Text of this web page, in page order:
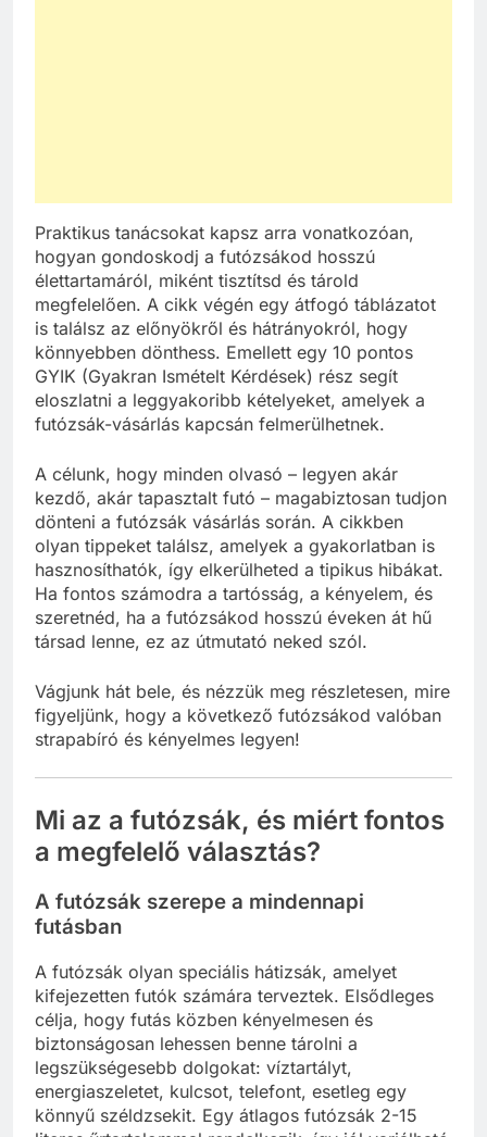
Praktikus tanácsokat kapsz arra vonatkozóan,
hogyan gondoskodj a futózsákod hosszú
élettartamáról, miként tisztítsd és tárold
megfelelően. A cikk végén egy átfogó táblázatot
is találsz az előnyökről és hátrányokról, hogy
könnyebben dönthess. Emellett egy 10 pontos
GYIK (Gyakran Ismételt Kérdések) rész segít
eloszlatni a leggyakoribb kételyeket, amelyek a
futózsák-vásárlás kapcsán felmerülhetnek.
A célunk, hogy minden olvasó – legyen akár
kezdő, akár tapasztalt futó – magabiztosan tudjon
dönteni a futózsák vásárlás során. A cikkben
olyan tippeket találsz, amelyek a gyakorlatban is
hasznosíthatók, így elkerülheted a tipikus hibákat.
Ha fontos számodra a tartósság, a kényelem, és
szeretnéd, ha a futózsákod hosszú éveken át hű
társad lenne, ez az útmutató neked szól.
Vágjunk hát bele, és nézzük meg részletesen, mire
figyeljünk, hogy a következő futózsákod valóban
strapabíró és kényelmes legyen!
Mi az a futózsák, és miért fontos
a megfelelő választás?
A futózsák szerepe a mindennapi
futásban
A futózsák olyan speciális hátizsák, amelyet
kifejezetten futók számára terveztek. Elsődleges
célja, hogy futás közben kényelmesen és
biztonságosan lehessen benne tárolni a
legszükségesebb dolgokat: víztartályt,
energiaszeletet, kulcsot, telefont, esetleg egy
könnyű széldzsekit. Egy átlagos futózsák 2-15